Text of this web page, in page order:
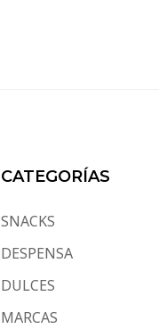
CATEGORÍAS
SNACKS
DESPENSA
DULCES
MARCAS